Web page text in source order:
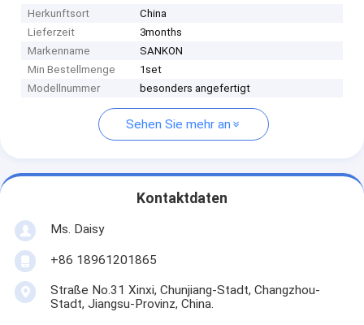
Herkunftsort
China
Lieferzeit
3months
Markenname
SANKON
Min Bestellmenge
1set
Modellnummer
besonders angefertigt
Sehen Sie mehr an
Kontaktdaten
Ms. Daisy
+86 18961201865
Straße No.31 Xinxi, Chunjiang-Stadt, Changzhou-
Stadt, Jiangsu-Provinz, China.